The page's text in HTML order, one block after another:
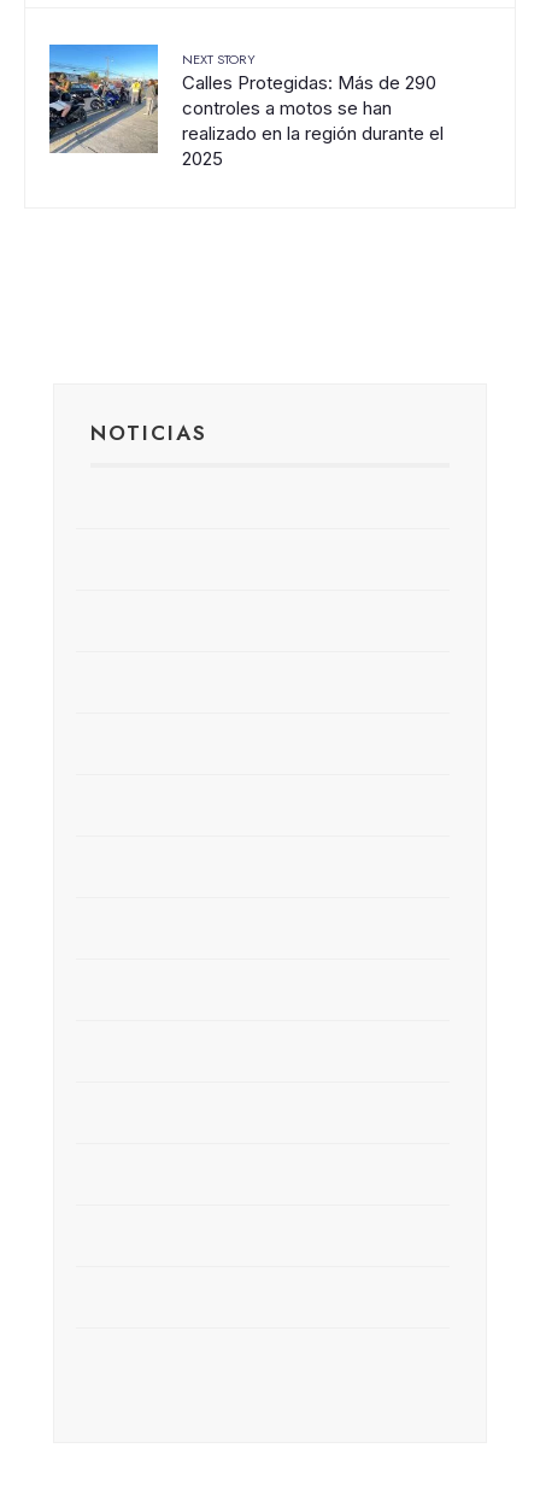
NEXT STORY
Calles Protegidas: Más de 290
controles a motos se han
realizado en la región durante el
2025
NOTICIAS